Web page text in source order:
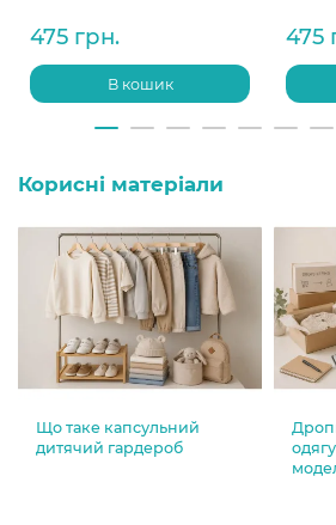
475 грн.
В кошик
475
Корисні матеріали
Що таке капсульний
дитячий гардероб